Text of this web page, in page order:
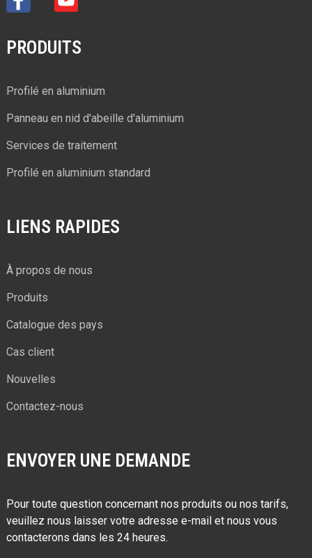
PRODUITS
Profilé en aluminium
Panneau en nid d'abeille d'aluminium
Services de traitement
Profilé en aluminium standard
LIENS RAPIDES
À propos de nous
Produits
Catalogue des pays
Cas client
Nouvelles
Contactez-nous
ENVOYER UNE DEMANDE
Pour toute question concernant nos produits ou nos tarifs,
veuillez nous laisser votre adresse e-mail et nous vous
contacterons dans les 24 heures.